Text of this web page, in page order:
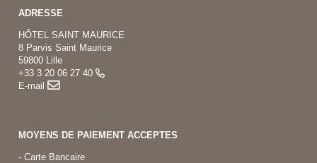
ADRESSE
HÔTEL SAINT MAURICE
8 Parvis Saint Maurice
59800 Lille
+33 3 20 06 27 40
E-mail
MOYENS DE PAIEMENT ACCEPTES
- Carte Bancaire